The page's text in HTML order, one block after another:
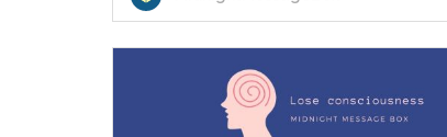
หลังนิดหน่...